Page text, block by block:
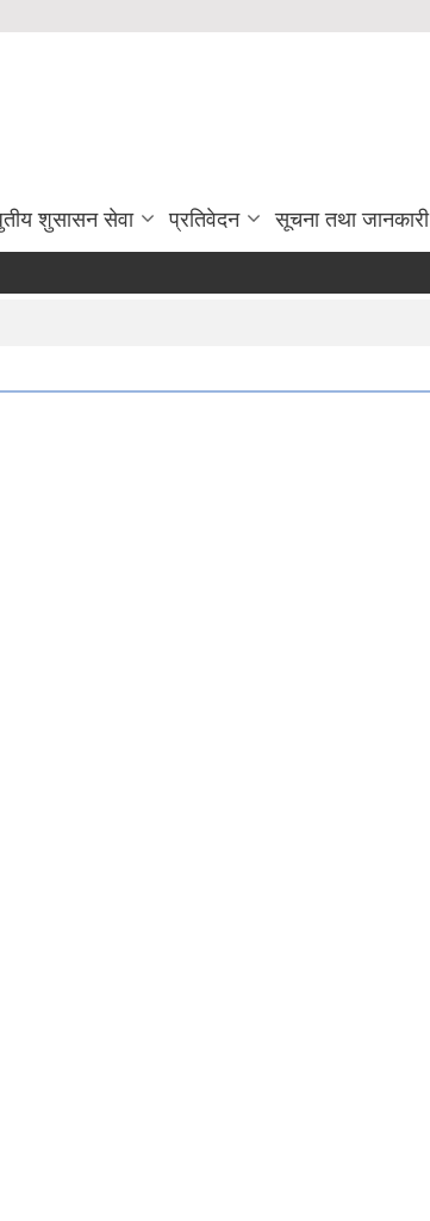
शुसासन सेवा प्रतिवेदन सूचना तथा जानकारी